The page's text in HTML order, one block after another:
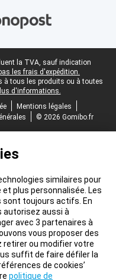
la TVA, sauf indication
les frais d'expédition.
à tous les produits ou à toutes
d'informations.
Mentions légales
© 2026 Gomibo.fr
similaires pour
plus personnalisée. Les
toujours actifs. En
autorisez aussi à
avec 3 partenaires à
vous proposer des
retirer ou modifier votre
suffit de faire défiler la
de cookies’
politique de